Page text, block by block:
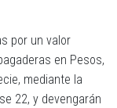
por un valor
en Pesos,
mediante la
22, y devengarán